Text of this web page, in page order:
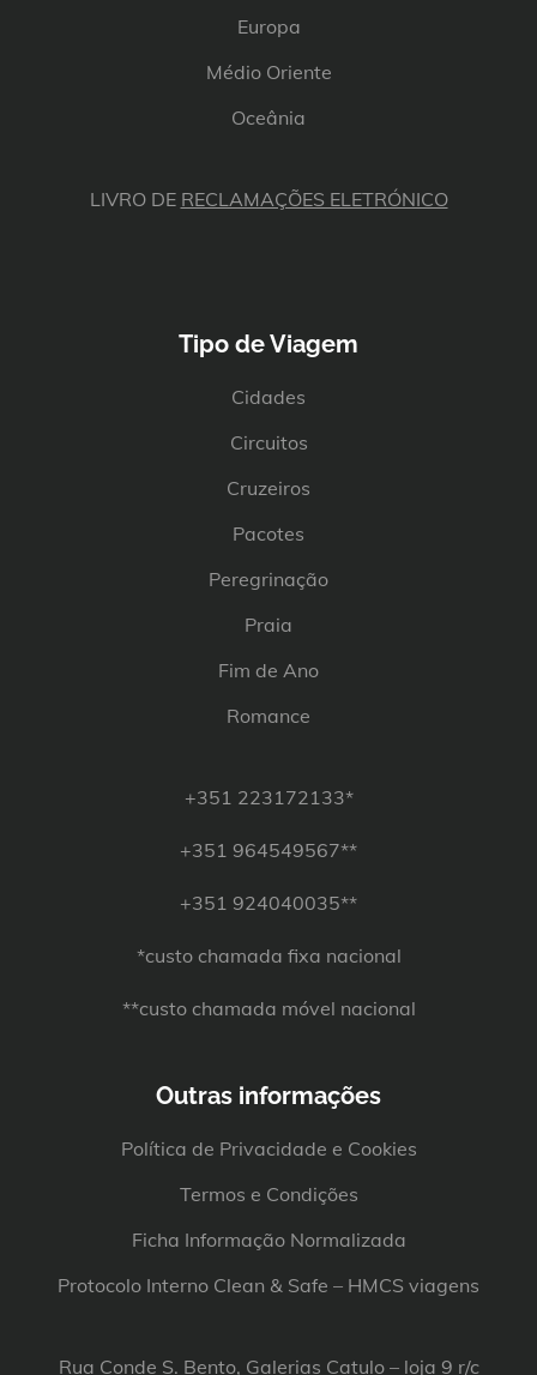
Europa
Médio Oriente
Oceânia
LIVRO DE RECLAMAÇÕES ELETRÓNICO
Tipo de Viagem
Cidades
Circuitos
Cruzeiros
Pacotes
Peregrinação
Praia
Fim de Ano
Romance
+351 223172133*
+351 964549567**
+351 924040035**
*custo chamada fixa nacional
**custo chamada móvel nacional
Outras informações
Política de Privacidade e Cookies
Termos e Condições
Ficha Informação Normalizada
Protocolo Interno Clean & Safe – HMCS viagens
Rua Conde S. Bento, Galerias Catulo – loja 9 r/c